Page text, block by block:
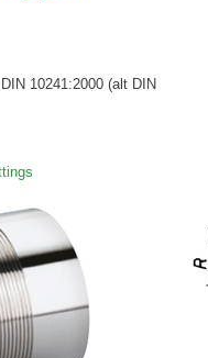
10241:2000 (alt DIN